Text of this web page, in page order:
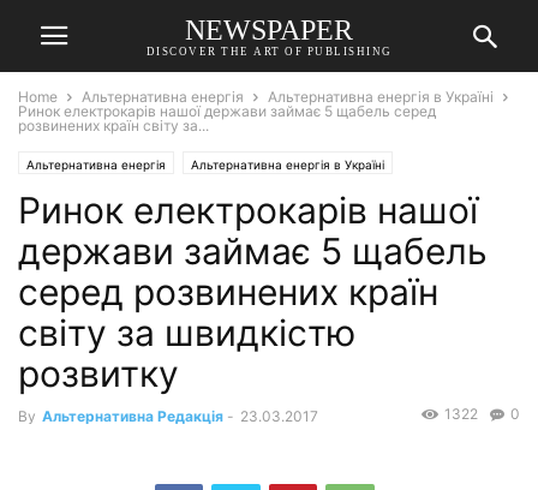
NEWSPAPER
DISCOVER THE ART OF PUBLISHING
Home Альтернативна енергія
Альтернативна енергія в Україні
Ринок електрокарів нашої держави займає 5 щабель серед
розвинених країн світу за...
Альтернативна енергія Альтернативна енергія в Україні
Ринок електрокарів нашої
держави займає 5 щабель
серед розвинених країн
світу за швидкістю
розвитку
By Альтернативна Редакція - 23.03.2017 0
1322